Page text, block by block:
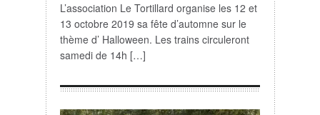
TRAIN
FANTÔME
D’HALLOWEEN
L’association Le Tortillard organise les 12 et
13 octobre 2019 sa fête d’automne sur le
thème d’ Halloween. Les trains circuleront
samedi de 14h […]